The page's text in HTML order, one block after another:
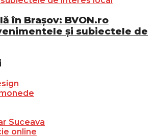
în Brașov: BVON.ro
și subiectele de
Suceava
online